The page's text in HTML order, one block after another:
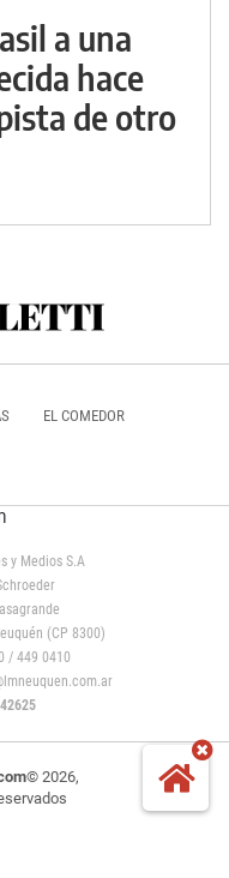
a una
hace
de otro
EL COMEDOR
y Medios S.A
(CP 8300)
/ 449 0410
© 2026,